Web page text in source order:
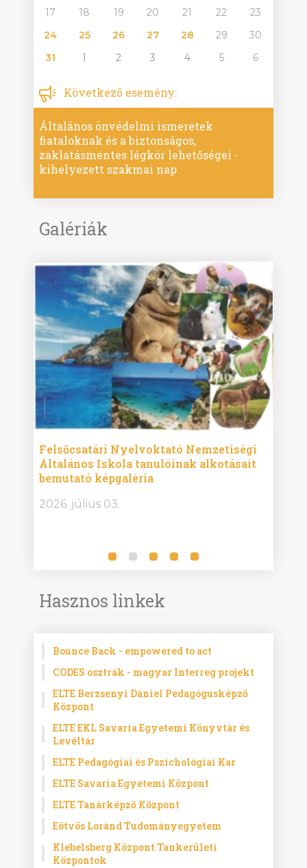
17
18 19 20 21 22
23
24
25 26 27 28 29
30
31
1 2 3 4 5 6
Következő esemény:
Általános önvédelmi ismeretek
fiataloknak és a biztonságos,
zaklatásmentes légkör lehetőségei -
kihelyezett szakmai nap
Galériák
Felsőcsatári Nyelvoktató Nemzetiségi
Általános Iskola tanulóinak alkotásait
bemutató képgaléria
2026. július 03.
Hasznos linkek
Bounce Back - empowered to act
CODES osztrák - magyar Interreg projekt
ELTE Berzsenyi Dániel Pedagógusképző
Központ
ELTE EKL Savaria Egyetemi Könyvtár és
Levéltár
ELTE Pedagógiai és Pszichológiai Kar
ELTE Savaria Egyetemi Központ
ELTE Tanárképző Központ
Eötvös Loránd Tudományegyetem
Klebelsberg Központ Tankerületi
Központok